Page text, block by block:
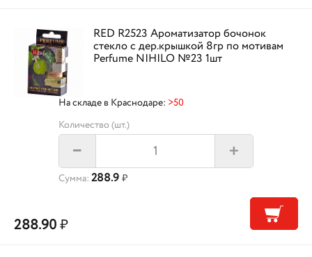
RED R2523 Ароматизатор бочонок
стекло с дер.крышкой 8гр по мотивам
Perfume NIHILO №23 1шт
На складе в Краснодаре: >50
Количество (шт.)
– +
Сумма: 288.9 ₽
288.90₽